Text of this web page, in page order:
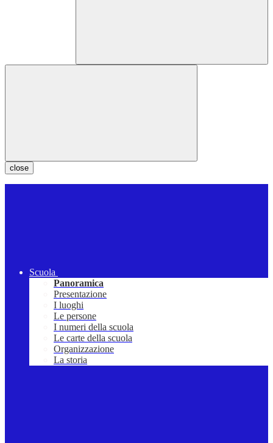
close
Scuola
Panoramica
Presentazione
I luoghi
Le persone
I numeri della scuola
Le carte della scuola
Organizzazione
La storia